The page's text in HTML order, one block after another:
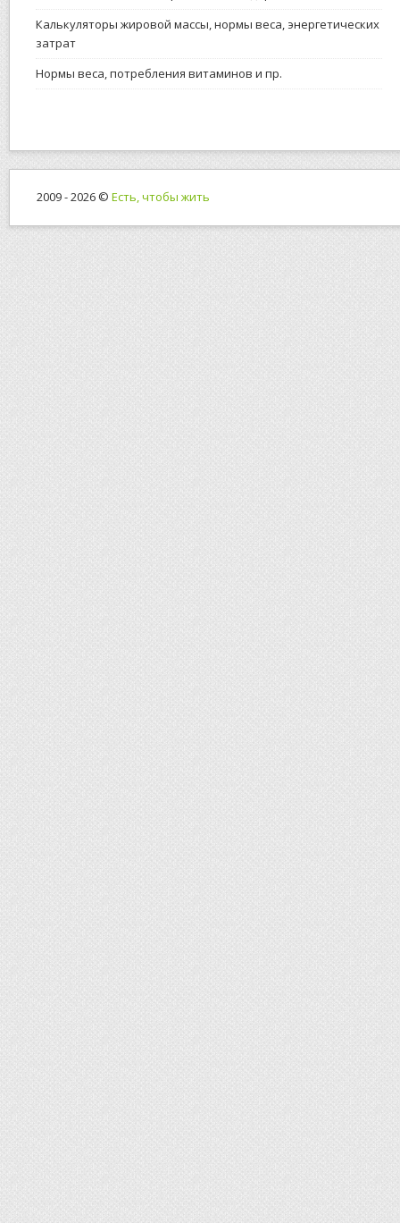
Калькуляторы жировой массы, нормы веса, энергетических
затрат
Нормы веса, потребления витаминов и пр.
2009 - 2026 © Есть, чтобы жить